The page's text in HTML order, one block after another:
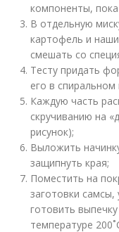
компоненты,
В отдельную
картофель и
смешать со
Тесту придать
его в спиральном
Каждую часть
скручиванию на
рисунок);
Выложить
защипнуть края;
Поместить на
заготовки
готовить
температуре